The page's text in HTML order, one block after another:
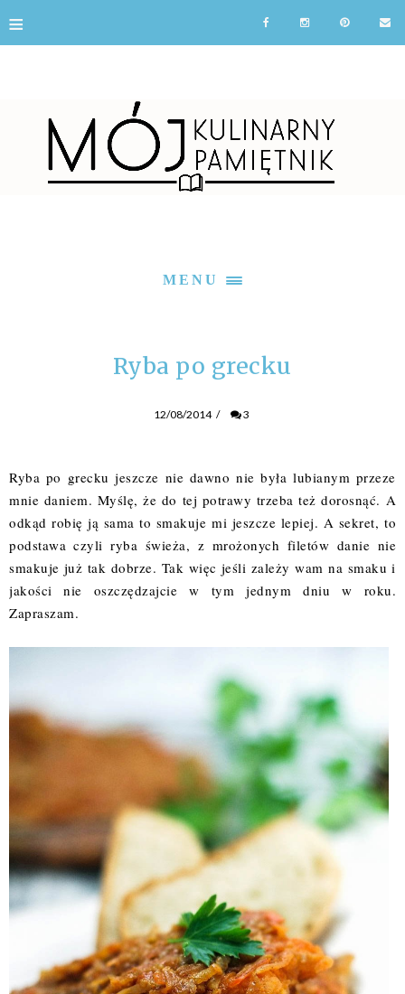
≡
MENU
Ryba po grecku
12/08/2014 / 3
Ryba po grecku jeszcze nie dawno nie była lubianym przeze
mnie daniem. Myślę, że do tej potrawy trzeba też dorosnąć. A
odkąd robię ją sama to smakuje mi jeszcze lepiej. A sekret, to
podstawa czyli ryba świeża, z mrożonych filetów danie nie
smakuje już tak dobrze. Tak więc jeśli zależy wam na smaku i
jakości nie oszczędzajcie w tym jednym dniu w roku.
Zapraszam.